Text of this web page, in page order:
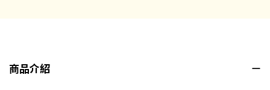
商品介紹